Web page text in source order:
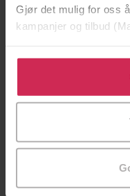
Gjør det mulig for oss
kampanjer og tilbud
Klikk på «Godta alle»
bruke cookies for alle
tilpasse ditt samtykke
179,-
Dobbeltspill
Forfattere Nora
Forlag Cappelen